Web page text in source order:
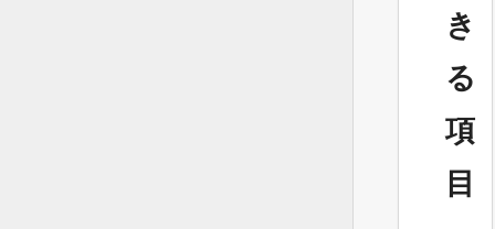
き
る
項
目